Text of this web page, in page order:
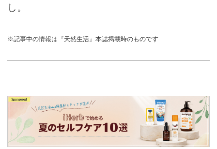
し。
※記事中の情報は『天然生活』本誌掲載時のものです